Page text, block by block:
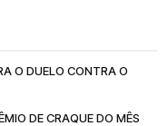
O DUELO CONTRA O
DE CRAQUE DO MÊS